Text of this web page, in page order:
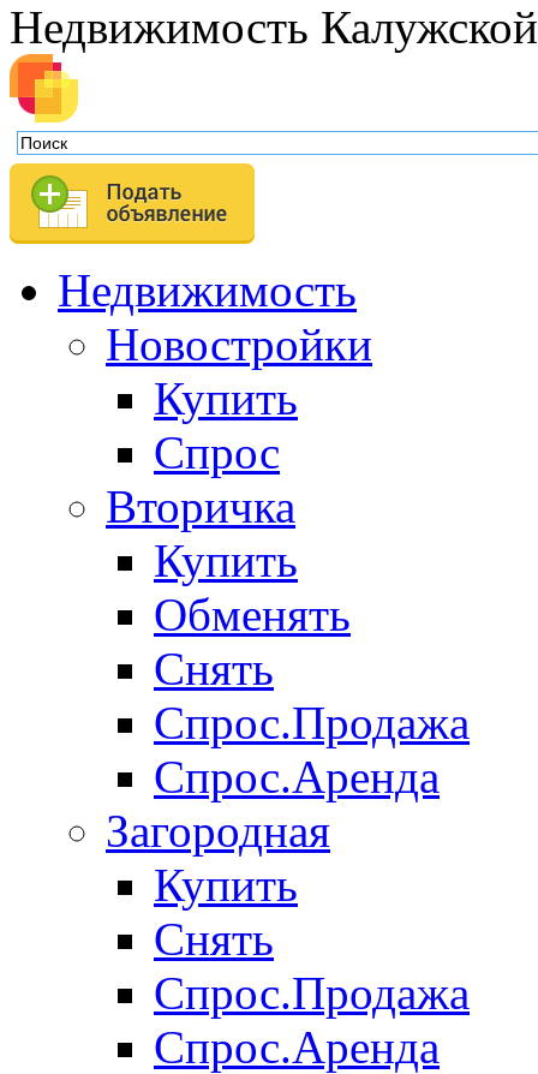
Недвижимость
Недвижимость
Новостройки
Купить
Спрос
Вторичка
Купить
Обменять
Снять
Спрос.Продажа
Спрос.Аренда
Загородная
Купить
Снять
Спрос.Продажа
Спрос.Аренда